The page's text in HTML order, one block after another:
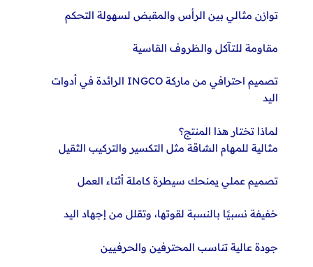
توازن مثالي بين الرأس والمقبض لسهولة التحكم
مقاومة للتآكل والظروف القاسية
تصميم احترافي من ماركة INGCO الرائدة في أدوات
اليد
لماذا تختار هذا المنتج؟
مثالية للمهام الشاقة مثل التكسير والتركيب الثقيل
تصميم عملي يمنحك سيطرة كاملة أثناء العمل
خفيفة نسبيًا بالنسبة لقوتها، وتقلل من إجهاد اليد
جودة عالية تناسب المحترفين والحرفيين